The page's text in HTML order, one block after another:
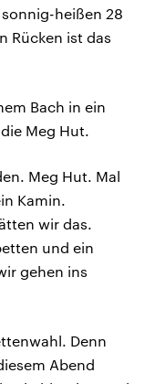
heißen 28
Rücken ist das
Bach in ein
Meg Hut.
Meg Hut. Mal
Kamin.
wir das.
und ein
gehen ins
Denn
Abend